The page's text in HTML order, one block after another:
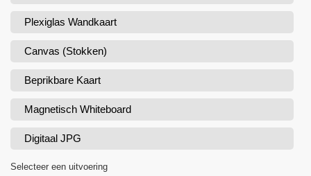
Plexiglas Wandkaart
Canvas (Stokken)
Beprikbare Kaart
Magnetisch Whiteboard
Digitaal JPG
Selecteer een uitvoering